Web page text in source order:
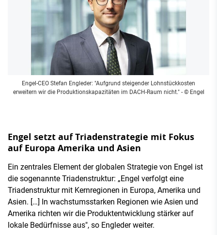
Engel-CEO Stefan Engleder: "Aufgrund steigender Lohnstückkosten
erweitern wir die Produktionskapazitäten im DACH-Raum nicht."- © Engel
Engel setzt auf Triadenstrategie mit Fokus
auf Europa Amerika und Asien
Ein zentrales Element der globalen Strategie von Engel ist
die sogenannte Triadenstruktur: „Engel verfolgt eine
Triadenstruktur mit Kernregionen in Europa, Amerika und
Asien. […] In wachstumsstarken Regionen wie Asien und
Amerika richten wir die Produktentwicklung stärker auf
lokale Bedürfnisse aus", so Engleder weiter.